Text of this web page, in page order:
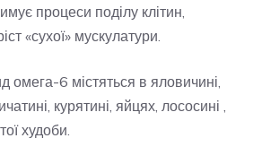
процеси поділу клітин,
«сухої» мускулатури.
омега-6 містяться в яловичині,
курятині, яйцях, лососині ,
худоби.